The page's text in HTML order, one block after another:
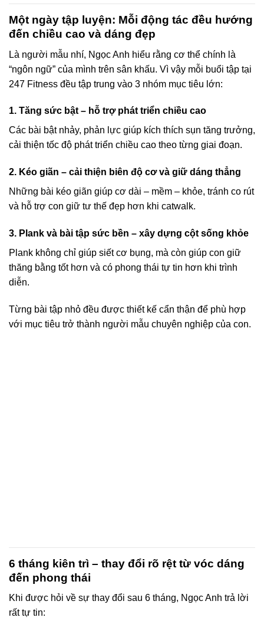
Một ngày tập luyện: Mỗi động tác đều hướng
đến chiều cao và dáng đẹp
Là người mẫu nhí, Ngọc Anh hiểu rằng cơ thể chính là
“ngôn ngữ” của mình trên sân khấu. Vì vậy mỗi buổi tập tại
247 Fitness đều tập trung vào 3 nhóm mục tiêu lớn:
1. Tăng sức bật – hỗ trợ phát triển chiều cao
Các bài bật nhảy, phản lực giúp kích thích sụn tăng trưởng,
cải thiện tốc độ phát triển chiều cao theo từng giai đoạn.
2. Kéo giãn – cải thiện biên độ cơ và giữ dáng thẳng
Những bài kéo giãn giúp cơ dài – mềm – khỏe, tránh co rút
và hỗ trợ con giữ tư thế đẹp hơn khi catwalk.
3. Plank và bài tập sức bền – xây dựng cột sống khỏe
Plank không chỉ giúp siết cơ bụng, mà còn giúp con giữ
thăng bằng tốt hơn và có phong thái tự tin hơn khi trình
diễn.
Từng bài tập nhỏ đều được thiết kế cẩn thận để phù hợp
với mục tiêu trở thành người mẫu chuyên nghiệp của con.
6 tháng kiên trì – thay đổi rõ rệt từ vóc dáng
đến phong thái
Khi được hỏi về sự thay đổi sau 6 tháng, Ngọc Anh trả lời
rất tự tin: